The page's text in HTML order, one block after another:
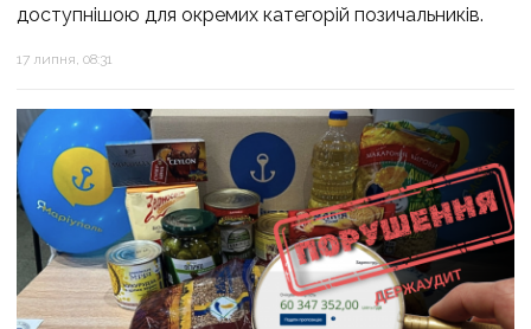
доступнішою для окремих категорій позичальників.
17 липня, 08:31